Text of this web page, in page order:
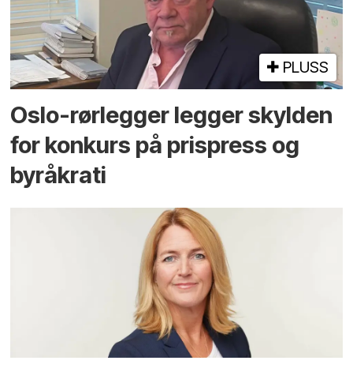
PLUSS
Oslo-rørlegger legger skylden
for konkurs på prispress og
byråkrati